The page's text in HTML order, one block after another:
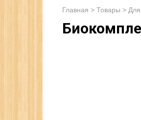
Главная > Товары >